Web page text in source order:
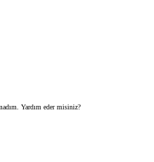
Yardım eder misiniz?